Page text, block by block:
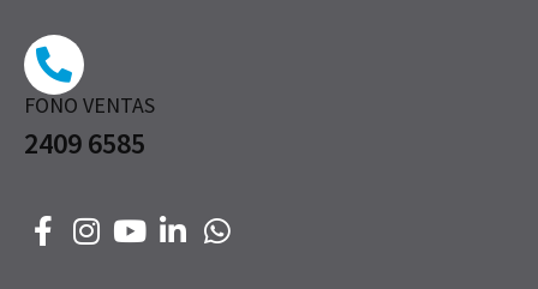
FONO VENTAS
2409 6585